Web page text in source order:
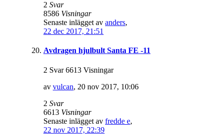
2 Svar
8586 Visningar
Senaste inlägget av anders,
22 dec 2017, 21:51
Avdragen hjulbult Santa FE -11
2 Svar 6613 Visningar
av vulcan, 20 nov 2017, 10:06
2 Svar
6613 Visningar
Senaste inlägget av fredde e,
22 nov 2017, 22:39